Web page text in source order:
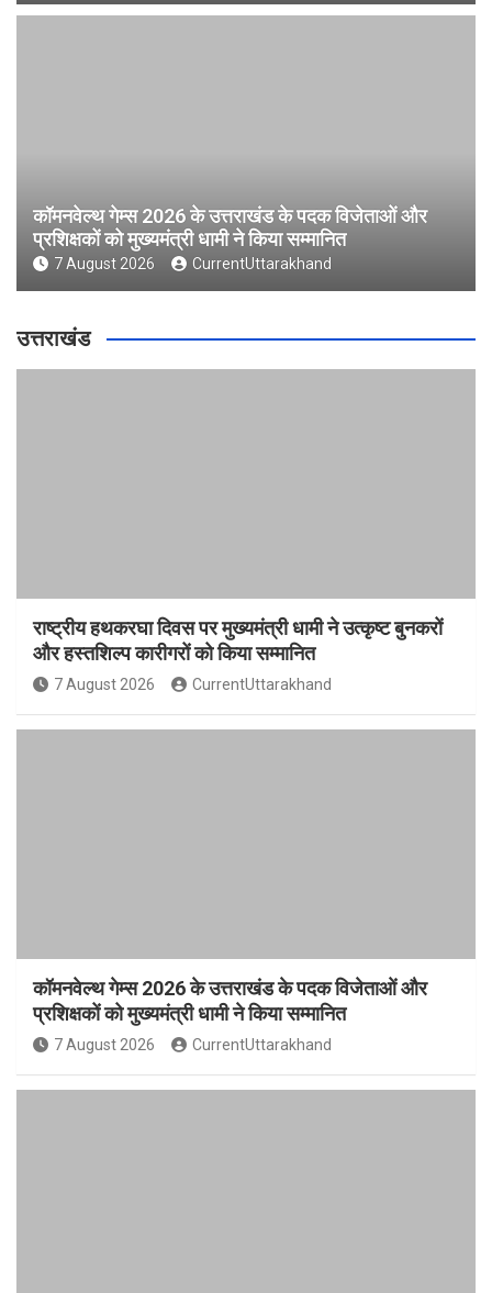
कॉमनवेल्थ गेम्स 2026 के उत्तराखंड के पदक विजेताओं और
प्रशिक्षकों को मुख्यमंत्री धामी ने किया सम्मानित
7 August 2026 CurrentUttarakhand
उत्तराखंड
राष्ट्रीय हथकरघा दिवस पर मुख्यमंत्री धामी ने उत्कृष्ट बुनकरों
और हस्तशिल्प कारीगरों को किया सम्मानित
7 August 2026 CurrentUttarakhand
कॉमनवेल्थ गेम्स 2026 के उत्तराखंड के पदक विजेताओं और
प्रशिक्षकों को मुख्यमंत्री धामी ने किया सम्मानित
7 August 2026 CurrentUttarakhand